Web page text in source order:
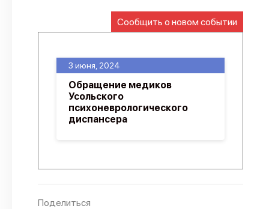
API
О проекте
Сообщить о новом событии
3 июня, 2024
Обращение медиков
Усольского
психоневрологического
диспансера
Поделиться